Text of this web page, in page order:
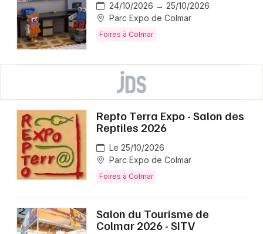
24/10/2026 → 25/10/2026
Parc Expo de Colmar
Foires à Colmar
Repto Terra Expo - Salon des
Reptiles 2026
Le 25/10/2026
Parc Expo de Colmar
Foires à Colmar
Salon du Tourisme de
Colmar 2026 - SITV